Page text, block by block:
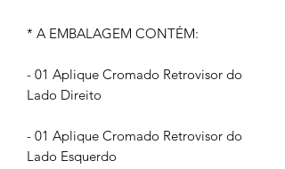
* A EMBALAGEM CONTÉM:
- 01 Aplique Cromado Retrovisor do
Lado Direito
- 01 Aplique Cromado Retrovisor do
Lado Esquerdo